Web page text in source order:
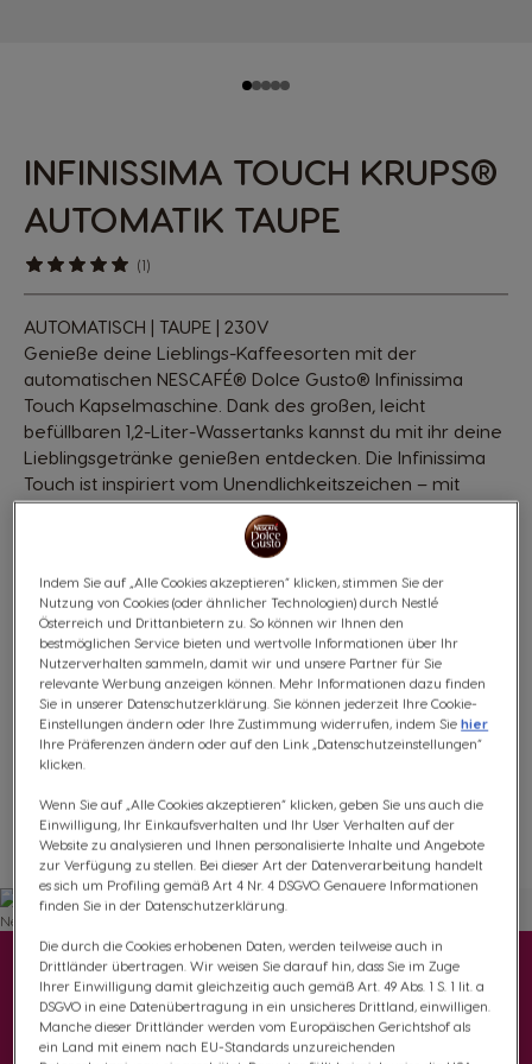
INFINISSIMA TOUCH KRUPS®
AUTOMATIK TAUPE
(1)
AUTOMATISCH | TAUPE | 230V
Genieße deine Lieblings-Kaffeesorten mit der
automatischen NESCAFÉ® Dolce Gusto® Infinissima
Touch Kapselmaschine. Dank des großen, leicht
befüllbaren 1,2-Liter-Wassertanks kannst du mit ihr deine
Lieblingsgetränke genießen entdecken. Die Infinissima
Touch ist inspiriert vom Unendlichkeitszeichen – mit
ausgezeichnetem Design. Bereit für Coffeeshop-Qualität
innerhalb von Sekunden?
Weitere Informationen
€ 99,99
Wunschliste
Wunschzettel
Entdecke kaffee mal
anders
Indem Sie auf „Alle Cookies akzeptieren“ klicken, stimmen Sie der
Nutzung von Cookies (oder ähnlicher Technologien) durch Nestlé
Österreich und Drittanbietern zu. So können wir Ihnen den
bestmöglichen Service bieten und wertvolle Informationen über Ihr
Nutzerverhalten sammeln, damit wir und unsere Partner für Sie
relevante Werbung anzeigen können. Mehr Informationen dazu finden
Sie in unserer Datenschutzerklärung. Sie können jederzeit Ihre Cookie-
Einstellungen ändern oder Ihre Zustimmung widerrufen, indem Siehier
Ihre Präferenzen ändern oder auf den Link „Datenschutzeinstellungen“
klicken.
Wenn Sie auf „Alle Cookies akzeptieren“ klicken, geben Sie uns auch die
Einwilligung, Ihr Einkaufsverhalten und Ihr User Verhalten auf der
Website zu analysieren und Ihnen personalisierte Inhalte und Angebote
zur Verfügung zu stellen. Bei dieser Art der Datenverarbeitung handelt
es sich um Profiling gemäß Art 4 Nr. 4 DSGVO. Genauere Informationen
finden Sie in der Datenschutzerklärung.
Die durch die Cookies erhobenen Daten, werden teilweise auch in
Drittländer übertragen. Wir weisen Sie darauf hin, dass Sie im Zuge
Ihrer Einwilligung damit gleichzeitig auch gemäß Art. 49 Abs. 1 S. 1 lit. a
DSGVO in eine Datenübertragung in ein unsicheres Drittland, einwilligen.
Manche dieser Drittländer werden vom Europäischen Gerichtshof als
ein Land mit einem nach EU-Standards unzureichenden